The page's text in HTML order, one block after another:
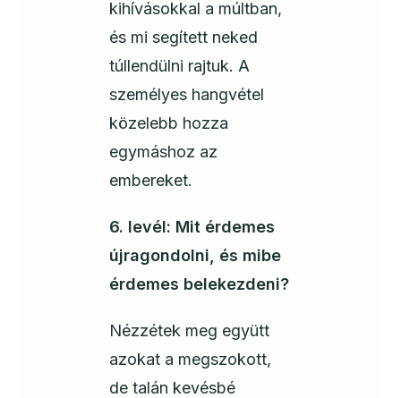
kihívásokkal a múltban,
és mi segített neked
túllendülni rajtuk. A
személyes hangvétel
közelebb hozza
egymáshoz az
embereket.
6. levél: Mit érdemes
újragondolni, és mibe
érdemes belekezdeni?
Nézzétek meg együtt
azokat a megszokott,
de talán kevésbé